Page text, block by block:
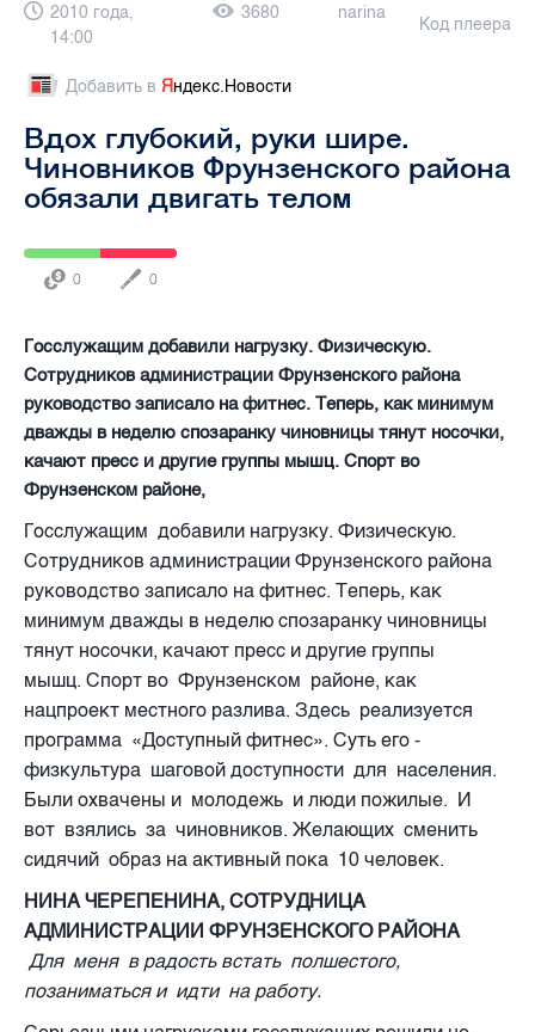
2010 года,
14:00
3680 narina
Код плеера
Добавить в Яндекс.Новости
Вдох глубокий, руки шире.
Чиновников Фрунзенского района
обязали двигать телом
0 0
Госслужащим добавили нагрузку. Физическую.
Сотрудников администрации Фрунзенского района
руководство записало на фитнес. Теперь, как минимум
дважды в неделю спозаранку чиновницы тянут носочки,
качают пресс и другие группы мышц. Спорт во
Фрунзенском районе,
Госслужащим добавили нагрузку. Физическую.
Сотрудников администрации Фрунзенского района
руководство записало на фитнес. Теперь, как
минимум дважды в неделю спозаранку чиновницы
тянут носочки, качают пресс и другие группы
мышц. Спорт во Фрунзенском районе, как
нацпроект местного разлива. Здесь реализуется
программа «Доступный фитнес». Суть его -
физкультура шаговой доступности для населения.
Были охвачены и молодежь и люди пожилые. И
вот взялись за чиновников. Желающих сменить
сидячий образ на активный пока 10 человек.
НИНА ЧЕРЕПЕНИНА, СОТРУДНИЦА
АДМИНИСТРАЦИИ ФРУНЗЕНСКОГО РАЙОНА
Для меня в радость встать полшестого,
позаниматься и идти на работу.